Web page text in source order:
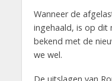
Wanneer de
ingehaald, is op dit
bekend met de
we wel.